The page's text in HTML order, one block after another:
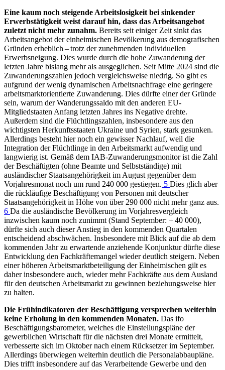
Eine kaum noch steigende Arbeitslosigkeit bei sinkender
Erwerbstätigkeit weist darauf hin, dass das Arbeitsangebot
zuletzt nicht mehr zunahm. Bereits seit einiger Zeit sinkt das
Arbeitsangebot der einheimischen Bevölkerung aus demografischen
Gründen erheblich – trotz der zunehmenden individuellen
Erwerbsneigung. Dies wurde durch die hohe Zuwanderung der
letzten Jahre bislang mehr als ausgeglichen. Seit Mitte 2024 sind die
Zuwanderungszahlen jedoch vergleichsweise niedrig. So gibt es
aufgrund der wenig dynamischen Arbeitsnachfrage eine geringere
arbeitsmarktorientierte Zuwanderung. Dies dürfte einer der Gründe
sein, warum der Wanderungssaldo mit den anderen EU-
Mitgliedstaaten Anfang letzten Jahres ins Negative drehte.
Außerdem sind die Flüchtlingszahlen, insbesondere aus den
wichtigsten Herkunftsstaaten Ukraine und Syrien, stark gesunken.
Allerdings besteht hier noch ein gewisser Nachlauf, weil die
Integration der Flüchtlinge in den Arbeitsmarkt aufwendig und
langwierig ist. Gemäß dem IAB-Zuwanderungsmonitor ist die Zahl
der Beschäftigten (ohne Beamte und Selbstständige) mit
ausländischer Staatsangehörigkeit im August gegenüber dem
Vorjahresmonat noch um rund 240 000 gestiegen. 5 Dies glich aber
die rückläufige Beschäftigung von Personen mit deutscher
Staatsangehörigkeit in Höhe von über 290 000 nicht mehr ganz aus.
6 Da die ausländische Bevölkerung im Vorjahresvergleich
inzwischen kaum noch zunimmt (Stand September: + 40 000),
dürfte sich auch dieser Anstieg in den kommenden Quartalen
entscheidend abschwächen. Insbesondere mit Blick auf die ab dem
kommenden Jahr zu erwartende anziehende Konjunktur dürfte diese
Entwicklung den Fachkräftemangel wieder deutlich steigern. Neben
einer höheren Arbeitsmarktbeteiligung der Einheimischen gilt es
daher insbesondere auch, wieder mehr Fachkräfte aus dem Ausland
für den deutschen Arbeitsmarkt zu gewinnen beziehungsweise hier
zu halten.
Die Frühindikatoren der Beschäftigung versprechen weiterhin
keine Erholung in den kommenden Monaten. Das ifo
Beschäftigungsbarometer, welches die Einstellungspläne der
gewerblichen Wirtschaft für die nächsten drei Monate ermittelt,
verbesserte sich im Oktober nach einem Rücksetzer im September.
Allerdings überwiegen weiterhin deutlich die Personalabbaupläne.
Dies trifft insbesondere auf das Verarbeitende Gewerbe und den